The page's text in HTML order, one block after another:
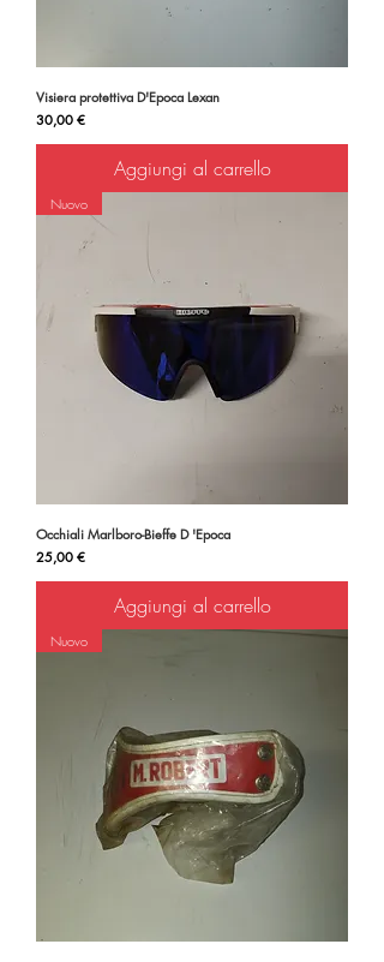
Visiera protettiva D'Epoca Lexan
Prezzo
30,00 €
Aggiungi al carrello
Nuovo
Occhiali Marlboro-Bieffe D 'Epoca
Prezzo
25,00 €
Aggiungi al carrello
Nuovo